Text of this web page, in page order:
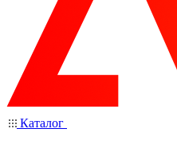
Каталог